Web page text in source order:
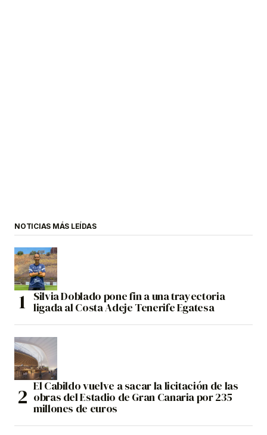
NOTICIAS MÁS LEÍDAS
Silvia Doblado pone fin a una trayectoria
ligada al Costa Adeje Tenerife Egatesa
El Cabildo vuelve a sacar la licitación de las
obras del Estadio de Gran Canaria por 235
millones de euros